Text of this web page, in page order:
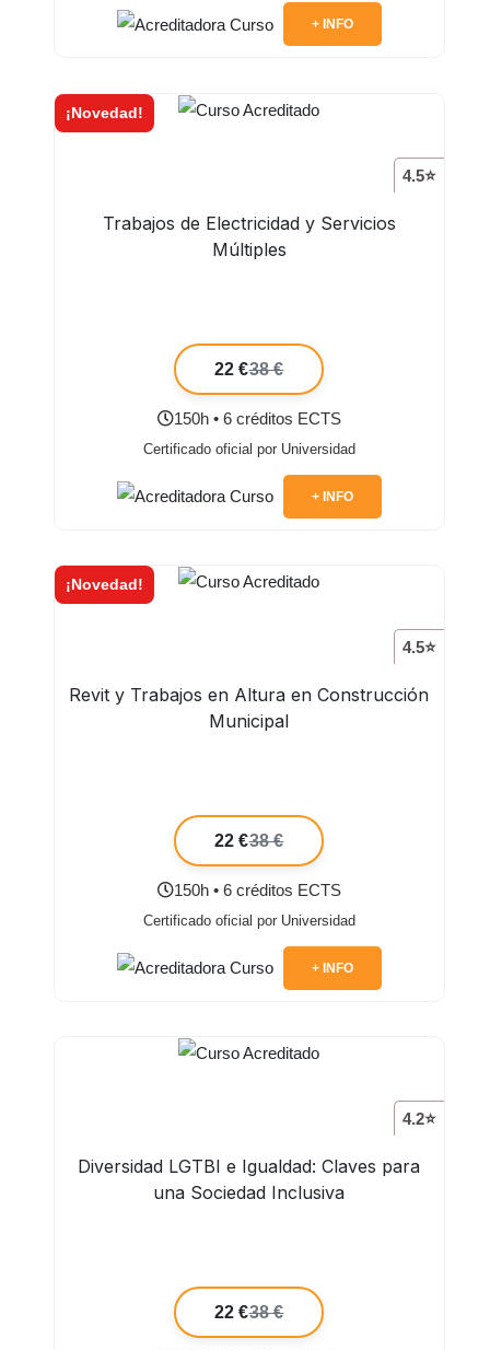
+ INFO
¡Novedad!
4.5⭐
Trabajos de Electricidad y Servicios
Múltiples
22 €38 €
150h • 6 créditos ECTS
Certificado oficial por Universidad
+ INFO
¡Novedad!
4.5⭐
Revit y Trabajos en Altura en Construcción
Municipal
22 €38 €
150h • 6 créditos ECTS
Certificado oficial por Universidad
+ INFO
4.2⭐
Diversidad LGTBI e Igualdad: Claves para
una Sociedad Inclusiva
22 €38 €